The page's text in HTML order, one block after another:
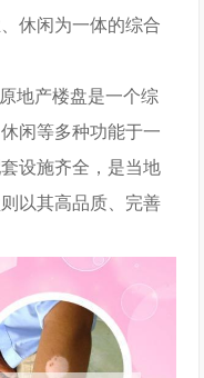
休闲为一体的综合
地产楼盘是一个综
闲等多种功能于一
设施齐全，是当地
以其高品质、完善